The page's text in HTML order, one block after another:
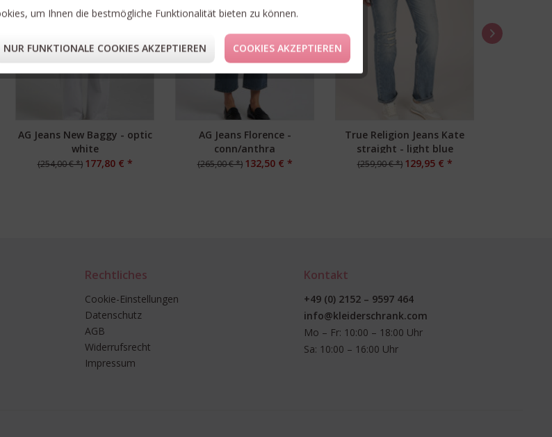
AG Jeans New Baggy - optic
white
(254,00 € *) 177,80 € *
AG Jeans Florence -
conn/anthra
(265,00 € *) 132,50 € *
True Religion Jeans Kate
straight - light blue
(259,90 € *) 129,95 € *
Rechtliches
Cookie-Einstellungen
Datenschutz
AGB
Widerrufsrecht
Impressum
Kontakt
+49 (0) 2152 – 9597 464
info@kleiderschrank.com
Mo – Fr: 10:00 – 18:00 Uhr
Sa: 10:00 – 16:00 Uhr
um Ihnen die bestmögliche Funktionalität bieten zu können.
NUR FUNKTIONALE COOKIES AKZEPTIEREN COOKIES AKZEPTIEREN